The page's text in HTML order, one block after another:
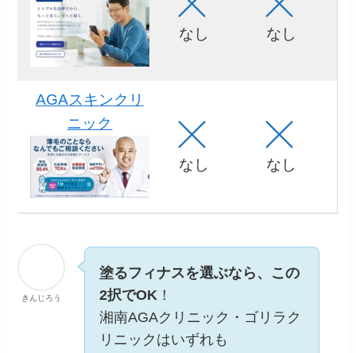
なし なし
ニック
なし なし
塗るフィナスを選ぶなら、この
2択でOK！
湘南AGAクリニック・ゴリラク
リニックはいずれも
・医師による診察あり